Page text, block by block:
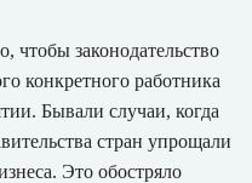
чтобы законодательство
конкретного работника
Бывали случаи, когда
стран упрощали
Это обостряло